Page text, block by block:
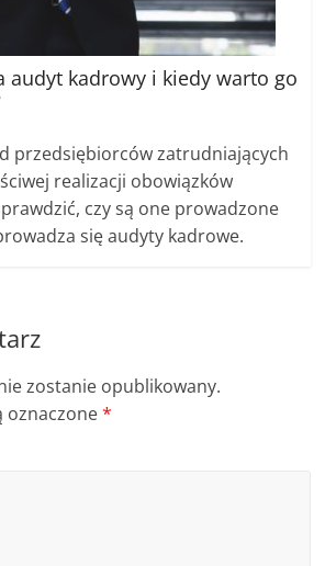
audyt kadrowy i kiedy warto go
przedsiębiorców zatrudniających
realizacji obowiązków
czy są one prowadzone
się audyty kadrowe.
zostanie opublikowany.
oznaczone*